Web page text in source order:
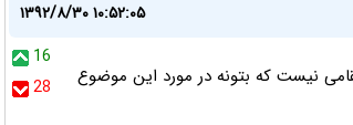
۱۳۹۲/۸/۳۰ ۱۰:۵۲:۰۵
16
28
نیست که بتونه در مورد این موضوع